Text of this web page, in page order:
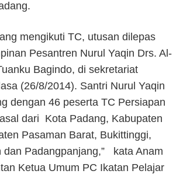
mengikuti TC, utusan dilepas
Pesantren Nurul Yaqin Drs. Al-
Bagindo, di sekretariat
(26/8/2014). Santri Nurul Yaqin
dengan 46 peserta TC Persiapan
dari Kota Padang, Kabupaten
Pasaman Barat, Bukittinggi,
Padangpanjang,”
kata Anam
Ketua Umum PC Ikatan Pelajar